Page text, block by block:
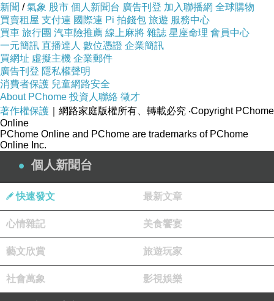
升；若問題被視為可自動解決，焦慮被降低。語句提供一
種情緒緩衝，使人能夠承受暫時的不確定。這種情緒調節
並非無效，但會削弱對問題的敏感度。當焦慮被人工壓
低，個體難以察覺需要立即行動的訊號，最終延誤決策。
被動式等待模型同時反映權力結構的運作方式。越是無法
掌控局勢的群體，越傾向採用此類語句。語句能讓個體將
行動權力外移到「形勢」或「天意」，並以此自我和解。
此語氣的普及代表行動權力被外部化，源於長期置身於不
可干預的制度環境，使行動的有效性被質疑。行動的邏輯
「自然直」還呈現一種事件導向的因果模型。語句假設事
件本身具有方向性，並會向解決的方向推進。此模型忽略
現代社會的複雜性，亦忽略大量問題需要外部干預才能被
修復。世界的複雜程度遠高於語句所能涵蓋的因果範圍。
若將世界理解為一條自然流動的河道，行動延遲便會被視
為合理；若世界實際呈現多向、非線性與高度競爭的狀
新聞 /氣象 股市 個人新聞台 廣告刊登 加入聯播網 全球購物
買賣租屋 支付連 國際連 Pi 拍錢包 旅遊 服務中心
買車 旅行團 汽車險推薦 線上麻將 雜誌 星座命理 會員中心
一元簡訊 直播達人 數位憑證 企業簡訊
買網址 虛擬主機 企業郵件
廣告刊登 隱私權聲明
消費者保護 兒童網路安全
About PChome 投資人聯絡 徵才
著作權保護 ｜網路家庭版權所有、轉載必究 ‧Copyright PChome
Online
PChome Online and PChome are trademarks of PChome
Online Inc.
個人新聞台
快速發文 最新文章
心情雜記 美食饗宴
藝文欣賞 旅遊玩家
社會萬象 影視娛樂